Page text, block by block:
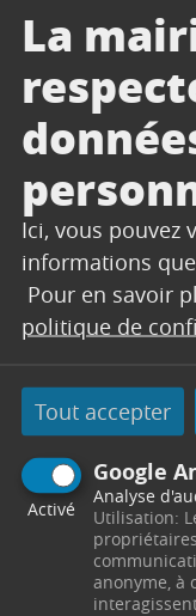
La
Ici, vous pouvez
informations
Pour en savoir
politique de
Tout accepter
Google
Activé
Analyse
Utilisation:
anonyme, à
Vous
directement
votre